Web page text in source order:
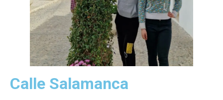
Calle Salamanca